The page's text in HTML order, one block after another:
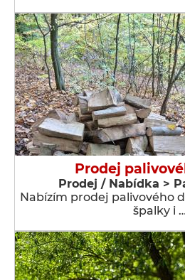
Prodej
Prodej / Nabídka >
Nabízím prodej palivového
špalky i